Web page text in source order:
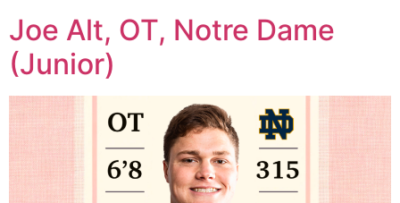
Joe Alt, OT, Notre Dame
(Junior)